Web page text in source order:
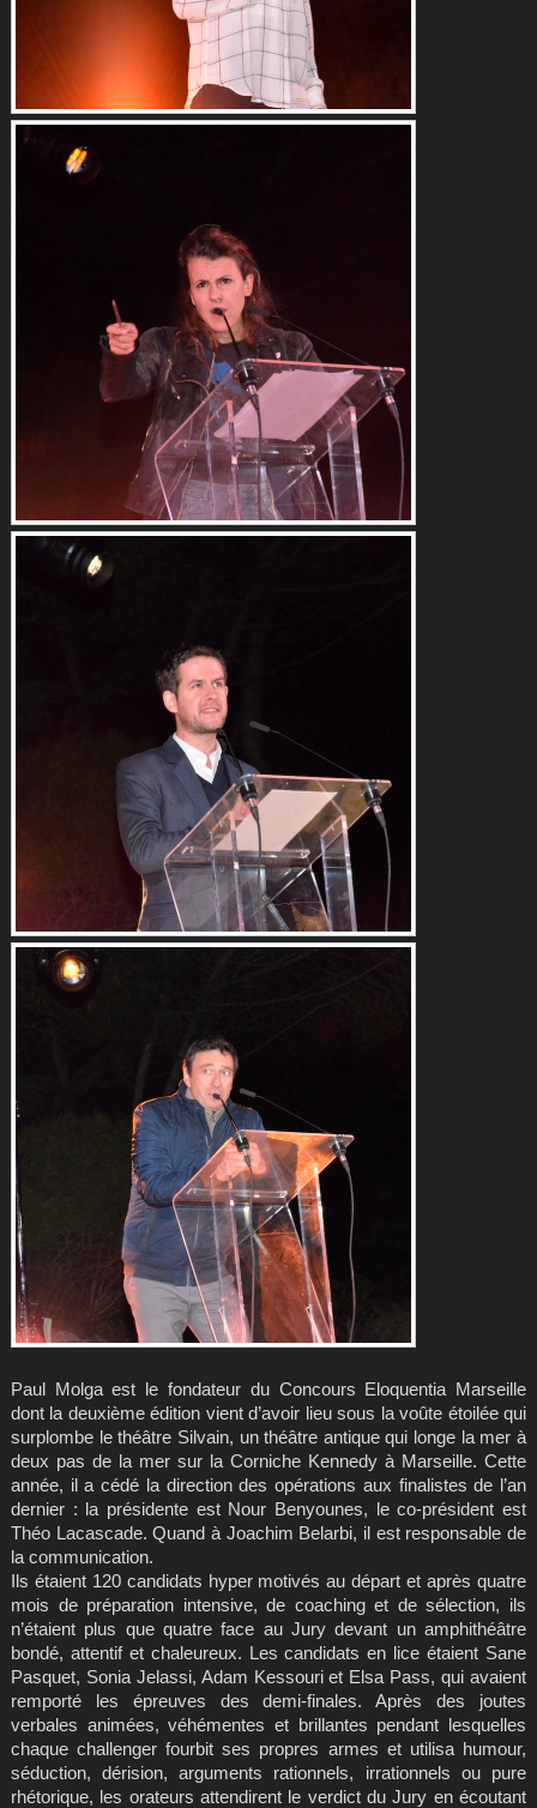
Paul Molga est le fondateur du Concours Eloquentia Marseille
dont la deuxième édition vient d’avoir lieu sous la voûte étoilée qui
surplombe le théâtre Silvain, un théâtre antique qui longe la mer à
deux pas de la mer sur la Corniche Kennedy à Marseille. Cette
année, il a cédé la direction des opérations aux finalistes de l’an
dernier : la présidente est Nour Benyounes, le co-président est
Théo Lacascade. Quand à Joachim Belarbi, il est responsable de
la communication.
Ils étaient 120 candidats hyper motivés au départ et après quatre
mois de préparation intensive, de coaching et de sélection, ils
n’étaient plus que quatre face au Jury devant un amphithéâtre
bondé, attentif et chaleureux. Les candidats en lice étaient Sane
Pasquet, Sonia Jelassi, Adam Kessouri et Elsa Pass, qui avaient
remporté les épreuves des demi-finales. Après des joutes
verbales animées, véhémentes et brillantes pendant lesquelles
chaque challenger fourbit ses propres armes et utilisa humour,
séduction, dérision, arguments rationnels, irrationnels ou pure
rhétorique, les orateurs attendirent le verdict du Jury en écoutant